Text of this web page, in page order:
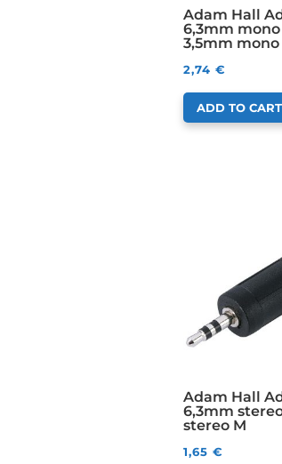
Adam Hall
6,3mm
3,5mm
2,74€
ADD TO CART
Adam Hall
6,3mm
stereo M
1,65€